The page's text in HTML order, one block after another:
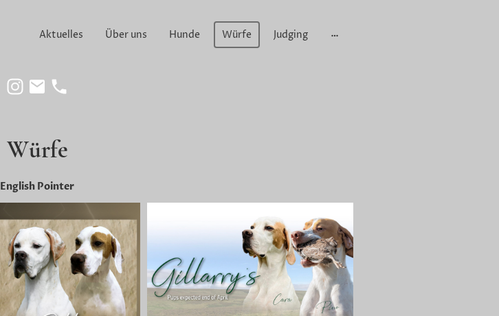
Aktuelles Über uns Hunde Würfe Judging
Würfe
English Pointer